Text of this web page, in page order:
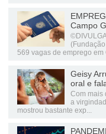
Campo
569 vagas de emprego em
Geisy
oral e
Com mais
a
mostrou bastante exp...